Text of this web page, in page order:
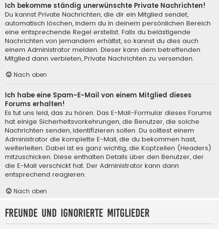
Ich bekomme ständig unerwünschte Private Nachrichten!
Du kannst Private Nachrichten, die dir ein Mitglied sendet,
automatisch löschen, indem du in deinem persönlichen Bereich
eine entsprechende Regel erstellst. Falls du belästigende
Nachrichten von jemandem erhältst, so kannst du dies auch
einem Administrator melden. Dieser kann dem betreffenden
Mitglied dann verbieten, Private Nachrichten zu versenden.
Nach oben
Ich habe eine Spam-E-Mail von einem Mitglied dieses
Forums erhalten!
Es tut uns leid, das zu hören. Das E-Mail-Formular dieses Forums
hat einige Sicherheitsvorkehrungen, die Benutzer, die solche
Nachrichten senden, identifizieren sollen. Du solltest einem
Administrator die komplette E-Mail, die du bekommen hast,
weiterleiten. Dabei ist es ganz wichtig, die Kopfzeilen (Headers)
mitzuschicken. Diese enthalten Details über den Benutzer, der
die E-Mail verschickt hat. Der Administrator kann dann
entsprechend reagieren.
Nach oben
Freunde und ignorierte Mitglieder